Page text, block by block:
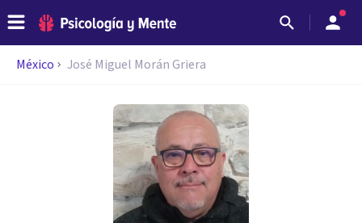
México José Miguel Morán Griera